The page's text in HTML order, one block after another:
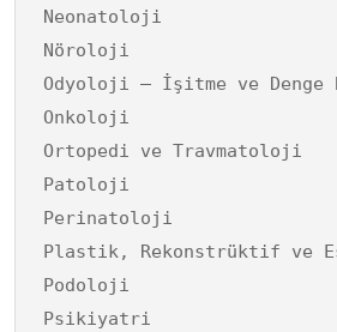
Neonatoloji
Nöroloji
Odyoloji – İşitme ve Denge
Onkoloji
Ortopedi ve Travmatoloji
Patoloji
Perinatoloji
Plastik, Rekonstrüktif ve
Podoloji
Psikiyatri